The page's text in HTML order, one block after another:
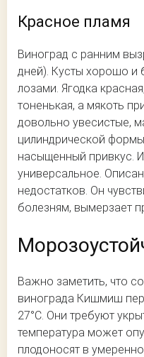
Красное пламя
Виноград с ранним
дней). Кусты хорошо и
лозами. Ягодка
тоненькая, а мякоть
довольно увесистые,
цилиндрической
насыщенный привкус.
универсальное.
недостатков. Он
болезням, вымерзает
Важно заметить, что
винограда Кишмиш
27°С. Они требуют
температура может
плодоносят в